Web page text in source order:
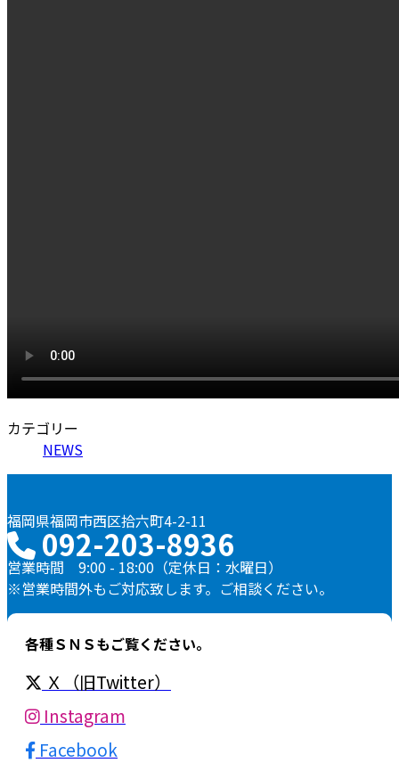
カテゴリー
NEWS
福岡県福岡市西区拾六町4-2-11
092-203-8936
営業時間 9:00 - 18:00（定休日：水曜日）
※営業時間外もご対応致します。ご相談ください。
各種ＳＮＳもご覧ください。
Ｘ（旧Twitter）
Instagram
Facebook